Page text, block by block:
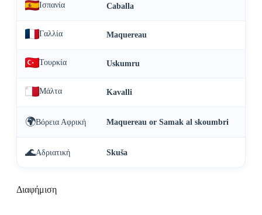
Ισπανία Caballa
Γαλλία Maquereau
Τουρκία Uskumru
Μάλτα Kavalli
🌍Βόρεια Αφρική Maquereau or Samak al skoumbri
🌊Αδριατική Skuša
Διαφήμιση